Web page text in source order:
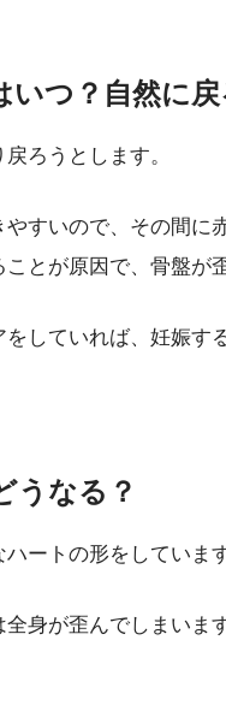
いつ？自然に戻
ろうとします。
すいので、その間に
とが原因で、骨盤が
していれば、妊娠す
うなる？
ートの形をしていま
身が歪んでしまいます